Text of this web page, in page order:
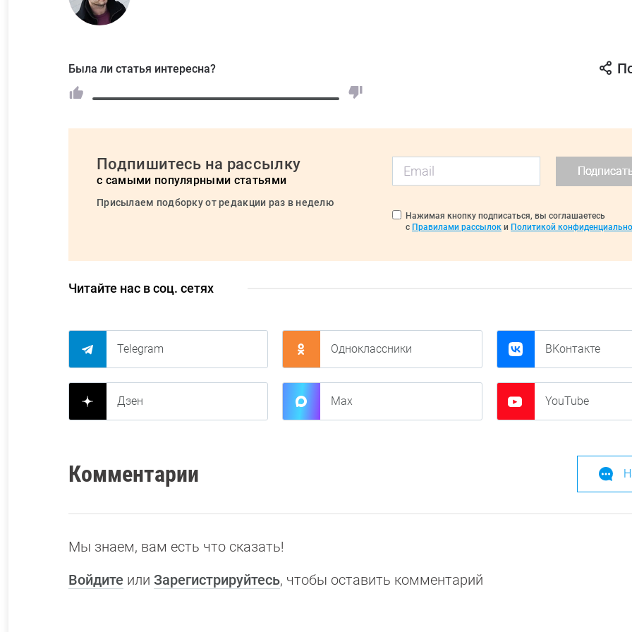
Была ли статья интересна?
Подпишитесь на рассылку
с самыми популярными статьями
Присылаем подборку от редакции раз в неделю
Нажимая кнопку подписаться, вы соглашаетесь
с Правилами рассылок и Политикой
Читайте нас в соц. сетях
Telegram Одноклассники ВКонтакте
Дзен Max YouTube
Комментарии
Мы знаем, вам есть что сказать!
Войдите или Зарегистрируйтесь, чтобы оставить комментарий